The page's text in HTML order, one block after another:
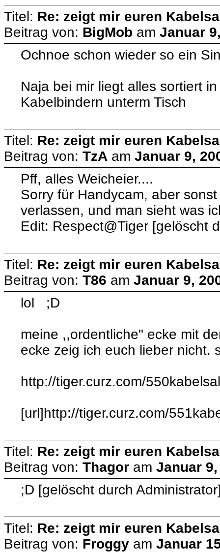
Titel: Re: zeigt mir euren
Beitrag von: BigMob am Januar
Ochnoe schon wieder so ein
Naja bei mir liegt alles sortiert
Kabelbindern unterm Tisch
Titel: Re: zeigt mir euren
Beitrag von: TzA am Januar 9,
Pff, alles Weicheier....
Sorry für Handycam, aber
verlassen, und man sieht was
Edit: Respect@Tiger [gelöscht
Titel: Re: zeigt mir euren
Beitrag von: T86 am Januar 9,
lol ;D
meine ,,ordentliche" ecke mit
ecke zeig ich euch lieber nicht.
http://tiger.curz.com/
[url]http://tiger.curz.com/
Titel: Re: zeigt mir euren
Beitrag von: Thagor am Januar
;D [gelöscht durch
Titel: Re: zeigt mir euren
Beitrag von: Froggy am Januar